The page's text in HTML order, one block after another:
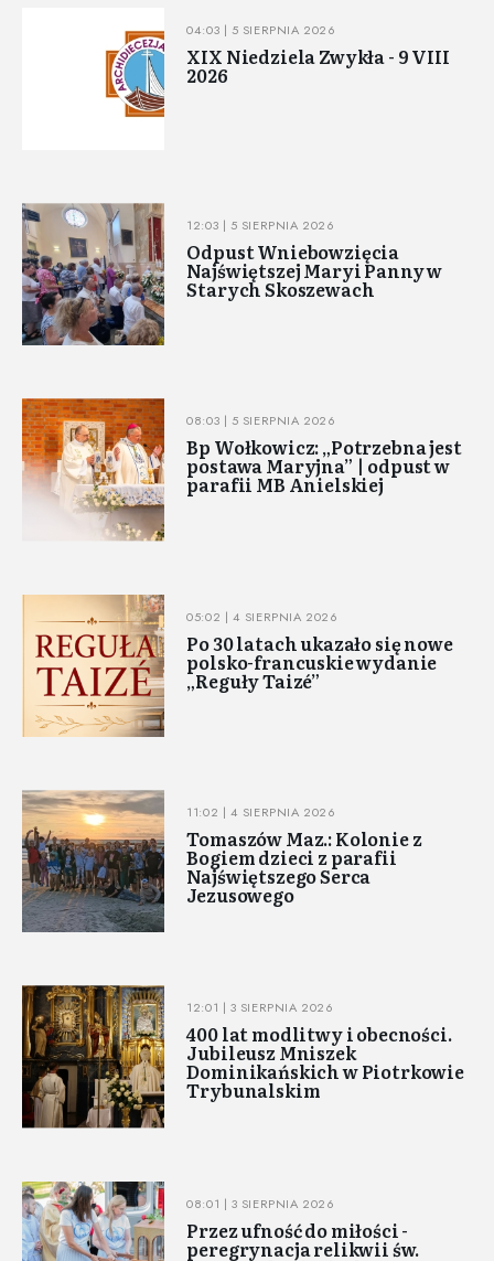
04:03 | 5 SIERPNIA 2026
XIX Niedziela Zwykła - 9 VIII
2026
12:03 | 5 SIERPNIA 2026
Odpust Wniebowzięcia
Najświętszej Maryi Panny w
Starych Skoszewach
08:03 | 5 SIERPNIA 2026
Bp Wołkowicz: „Potrzebna jest
postawa Maryjna” | odpust w
parafii MB Anielskiej
05:02 | 4 SIERPNIA 2026
Po 30 latach ukazało się nowe
polsko-francuskie wydanie
„Reguły Taizé”
11:02 | 4 SIERPNIA 2026
Tomaszów Maz.: Kolonie z
Bogiem dzieci z parafii
Najświętszego Serca
Jezusowego
12:01 | 3 SIERPNIA 2026
400 lat modlitwy i obecności.
Jubileusz Mniszek
Dominikańskich w Piotrkowie
Trybunalskim
08:01 | 3 SIERPNIA 2026
Przez ufność do miłości -
peregrynacja relikwii św.